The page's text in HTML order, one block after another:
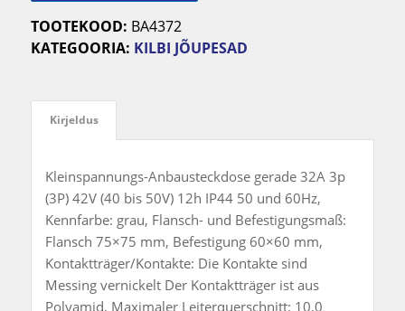
TOOTEKOOD: BA4372
KATEGOORIA: KILBI JÕUPESAD
Kirjeldus
Kleinspannungs-Anbausteckdose gerade 32A 3p
(3P) 42V (40 bis 50V) 12h IP44 50 und 60Hz,
Kennfarbe: grau, Flansch- und Befestigungsmaß:
Flansch 75×75 mm, Befestigung 60×60 mm,
Kontaktträger/Kontakte: Die Kontakte sind
Messing vernickelt Der Kontaktträger ist aus
Polyamid, Maximaler Leiterquerschnitt: 10,0